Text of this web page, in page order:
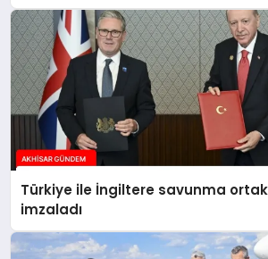
Türkiye ile İngiltere savunma
imzaladı